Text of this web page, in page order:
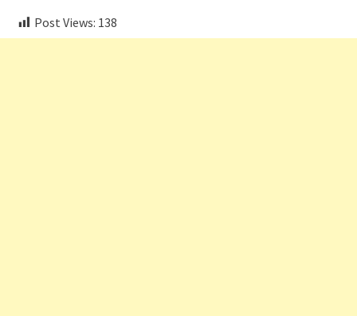
Post Views: 138